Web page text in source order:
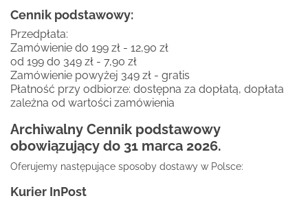
Cennik podstawowy:
Przedpłata:
Zamówienie do 199 zł - 12,90 zł
od 199 do 349 zł - 7,90 zł
Zamówienie powyżej 349 zł - gratis
Płatność przy odbiorze: dostępna za dopłatą, dopłata
zależna od wartości zamówienia
Archiwalny Cennik podstawowy
obowiązujący do 31 marca 2026.
Oferujemy następujące sposoby dostawy w Polsce:
Kurier InPost